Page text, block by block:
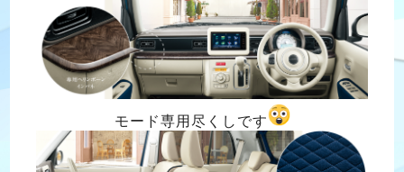
モード専用尽くしです